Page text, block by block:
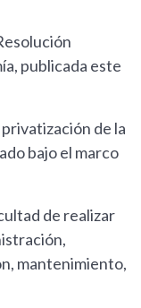
publicada este
de la
bajo el marco
de realizar
mantenimiento,